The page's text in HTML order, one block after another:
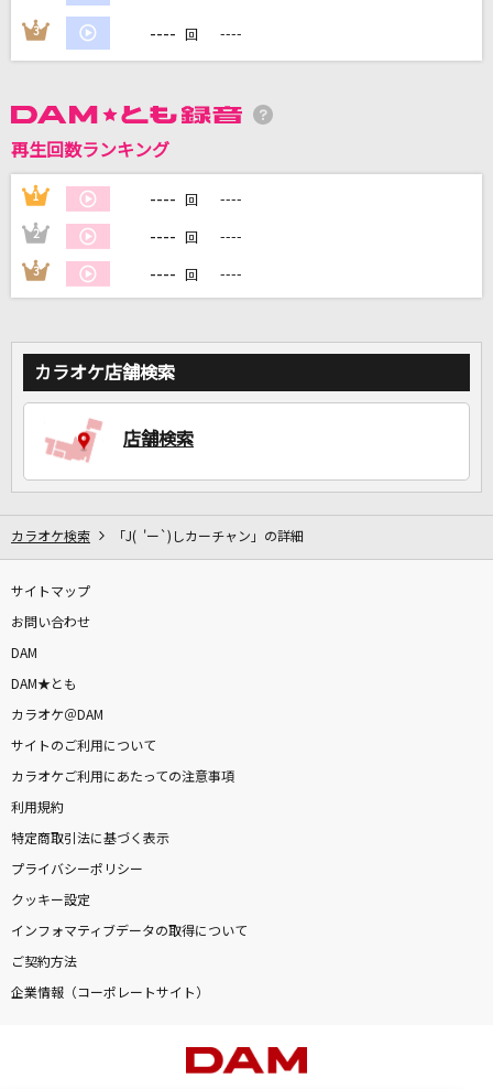
カラオケ最新情報をチェック！
3 ---- 回 ----
再生回数ランキング
1 ---- 回 ----
2 ---- 回 ----
3 ---- 回 ----
カラオケ店舗検索
店舗検索
カラオケ検索 「J( 'ー`)しカーチャン」の詳細
サイトマップ
お問い合わせ
DAM
DAM★とも
カラオケ＠DAM
サイトのご利用について
カラオケご利用にあたっての注意事項
利用規約
特定商取引法に基づく表示
プライバシーポリシー
クッキー設定
インフォマティブデータの取得について
ご契約方法
企業情報（コーポレートサイト）